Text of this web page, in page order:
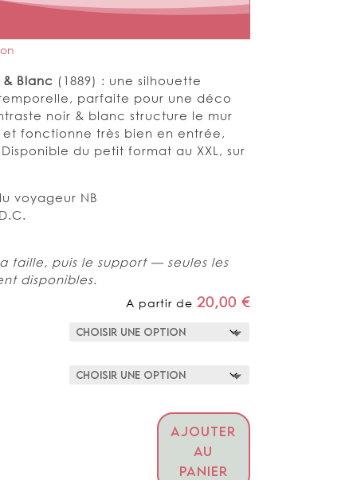
Blanc (1889) : une silhouette
parfaite pour une déco
noir & blanc structure le mur
fonctionne très bien en entrée,
du petit format au XXL, sur
voyageur NB
taille, puis le support — seules les
disponibles.
A partir de 20,00 €
AJOUTER
AU
PANIER